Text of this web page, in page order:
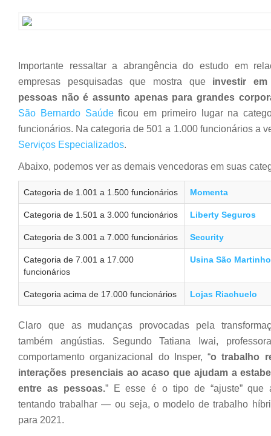
Importante ressaltar a abrangência do estudo em
empresas pesquisadas que mostra que investir
pessoas não é assunto apenas para grandes
São Bernardo Saúdeficou em primeiro lugar na
funcionários. Na categoria de 501 a 1.000 funcionários a
Serviços Especializados.
Abaixo, podemos ver as demais vencedoras em suas
Categoria de 1.001 a 1.500 funcionários Momenta
Categoria de 1.501 a 3.000 funcionários Liberty Seguros
Categoria de 3.001 a 7.000 funcionários Security
Categoria de 7.001 a 17.000
funcionários
Usina São Martinho
Categoria acima de 17.000 funcionários Lojas Riachuelo
Claro que as mudanças provocadas pela
também angústias. Segundo Tatiana Iwai,
comportamento organizacional do Insper, “o trabalho
interações presenciais ao acaso que ajudam a
entre as pessoas.” E esse é o tipo de “ajuste” que
tentando trabalhar — ou seja, o modelo de trabalho
para 2021.